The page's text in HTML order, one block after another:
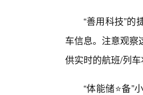
“善用科技”的
车信息。注意观
供实时的航班/列
“体能储⭐备